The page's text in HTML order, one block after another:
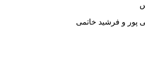
پور و فرشید خاتمی